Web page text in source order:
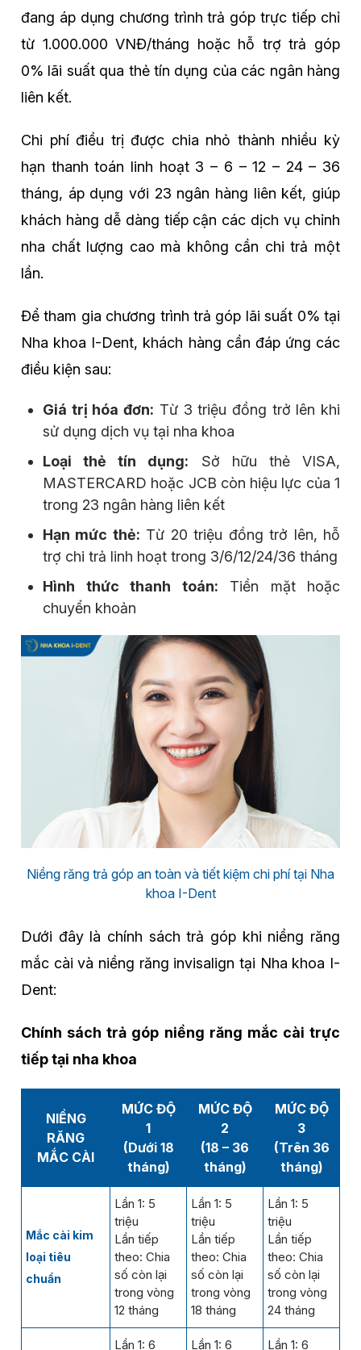
đang áp dụng chương trình trả góp trực tiếp chỉ
từ 1.000.000 VNĐ/tháng hoặc hỗ trợ trả góp
0% lãi suất qua thẻ tín dụng của các ngân hàng
liên kết.
Chi phí điều trị được chia nhỏ thành nhiều kỳ
hạn thanh toán linh hoạt 3 – 6 – 12 – 24 – 36
tháng, áp dụng với 23 ngân hàng liên kết, giúp
khách hàng dễ dàng tiếp cận các dịch vụ chỉnh
nha chất lượng cao mà không cần chi trả một
lần.
Để tham gia chương trình trả góp lãi suất 0% tại
Nha khoa I-Dent, khách hàng cần đáp ứng các
điều kiện sau:
Giá trị hóa đơn: Từ 3 triệu đồng trở lên khi
sử dụng dịch vụ tại nha khoa
Loại thẻ tín dụng: Sở hữu thẻ VISA,
MASTERCARD hoặc JCB còn hiệu lực của 1
trong 23 ngân hàng liên kết
Hạn mức thẻ: Từ 20 triệu đồng trở lên, hỗ
trợ chi trả linh hoạt trong 3/6/12/24/36 tháng
Hình thức thanh toán: Tiền mặt hoặc
chuyển khoản
Niềng răng trả góp an toàn và tiết kiệm chi phí tại Nha
khoa I-Dent
Dưới đây là chính sách trả góp khi niềng răng
mắc cài và niềng răng invisalign tại Nha khoa I-
Dent:
Chính sách trả góp niềng răng mắc cài trực
tiếp tại nha khoa
NIỀNG
RĂNG
MẮC CÀI
MỨC ĐỘ
1
(Dưới 18
tháng)
MỨC ĐỘ
2
(18 – 36
tháng)
MỨC ĐỘ
3
(Trên 36
tháng)
Mắc cài kim
loại tiêu
chuẩn
Lần 1: 5
triệu
Lần tiếp
theo: Chia
số còn lại
trong vòng
12 tháng
Lần 1: 5
triệu
Lần tiếp
theo: Chia
số còn lại
trong vòng
18 tháng
Lần 1: 5
triệu
Lần tiếp
theo: Chia
số còn lại
trong vòng
24 tháng
Lần 1: 6 Lần 1: 6 Lần 1: 6